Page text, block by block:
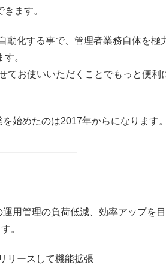
ます。
動化する事で、管理者業務自体を
。
てお使いいただくことでもっと便
始めたのは2017年からになります。
用管理の負荷低減、効率アップを
。
ースして機能拡張